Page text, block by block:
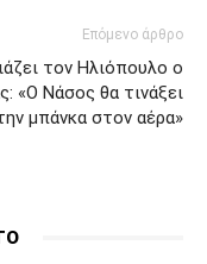
Επόμενο άρθρο
τον Ηλιόπουλο ο
«Ο Νάσος θα τινάξει
μπάνκα στον αέρα»